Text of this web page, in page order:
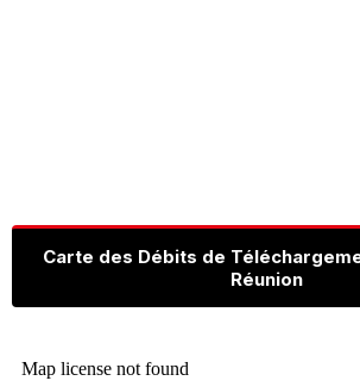
Carte des Débits de
Réunion